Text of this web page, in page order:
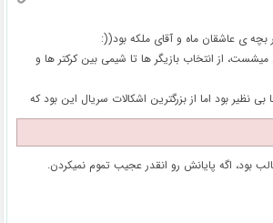
بچه ی عاشقان ماه و آقای ملکه بود((:
از انتخاب بازیگر ها تا شیمی بین کرکتر ها و
نظیر بود اما از بزرگترین اشکالات سریال این بود که
بود، اگه پایانش رو انقدر عجیب تموم نمیکردن.